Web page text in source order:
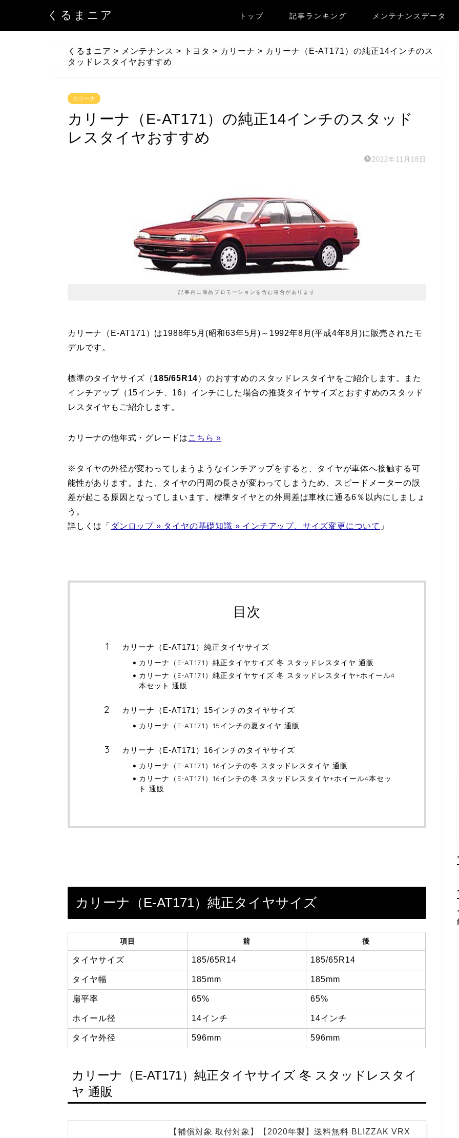
くるまニア トップ 記事ランキング メンテナンスデータ
くるまニア > メンテナンス > トヨタ > カリーナ > カリーナ（E-AT171）の純正14インチのス
タッドレスタイヤおすすめ
カリーナ
カリーナ（E-AT171）の純正14インチのスタッド
レスタイヤおすすめ
2022年11月18日
記事内に商品プロモーションを含む場合があります
カリーナ（E-AT171）は1988年5月(昭和63年5月)～1992年8月(平成4年8月)に販売されたモ
デルです。
標準のタイヤサイズ（ 185/65R14）のおすすめのスタッドレスタイヤをご紹介します。また
インチアップ（15インチ、16）インチにした場合の推奨タイヤサイズとおすすめのスタッド
レスタイヤもご紹介します。
カリーナの他年式・グレードは こちら »
※タイヤの外径が変わってしまうようなインチアップをすると、タイヤが車体へ接触する可
能性があります。また、タイヤの円周の長さが変わってしまうため、スピードメーターの誤
差が起こる原因となってしまいます。標準タイヤとの外周差は車検に通る6％以内にしましょ
う。
詳しくは「 ダンロップ » タイヤの基礎知識 » インチアップ、サイズ変更について 」
目次
カリーナ（E-AT171）純正タイヤサイズ
カリーナ（E-AT171）純正タイヤサイズ 冬 スタッドレスタイヤ 通販
カリーナ（E-AT171）純正タイヤサイズ 冬 スタッドレスタイヤ+ホイール4
本セット 通販
カリーナ（E-AT171）15インチのタイヤサイズ
カリーナ（E-AT171）15インチの夏タイヤ 通販
カリーナ（E-AT171）16インチのタイヤサイズ
カリーナ（E-AT171）16インチの冬 スタッドレスタイヤ 通販
カリーナ（E-AT171）16インチの冬 スタッドレスタイヤ+ホイール4本セッ
ト 通販
カリーナ（E-AT171）純正タイヤサイズ
項目 前 後
タイヤサイズ 185/65R14 185/65R14
タイヤ幅 185mm 185mm
扁平率 65% 65%
ホイール径 14インチ 14インチ
タイヤ外径 596mm 596mm
カリーナ（E-AT171）純正タイヤサイズ 冬 スタッドレスタイ
ヤ 通販
【補償対象 取付対象】【2020年製】送料無料 BLIZZAK VRX